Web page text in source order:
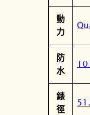
錶
動
力
防
水
錶
徑